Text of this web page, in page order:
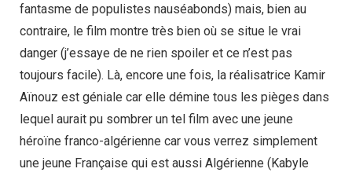
fantasme de populistes nauséabonds) mais, bien au
contraire, le film montre très bien où se situe le vrai
danger (j’essaye de ne rien spoiler et ce n’est pas
toujours facile). Là, encore une fois, la réalisatrice Kamir
Aïnouz est géniale car elle démine tous les pièges dans
lequel aurait pu sombrer un tel film avec une jeune
héroïne franco-algérienne car vous verrez simplement
une jeune Française qui est aussi Algérienne (Kabyle